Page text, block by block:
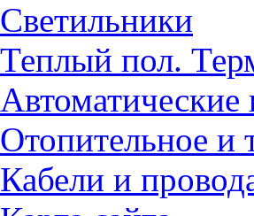
Светильники
Теплый пол.
Отопительное и
Кабели и